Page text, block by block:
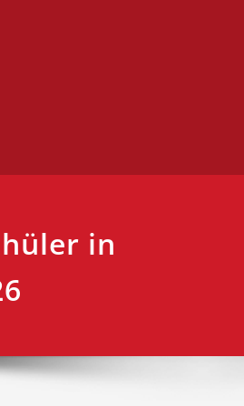
Team – Erste
in